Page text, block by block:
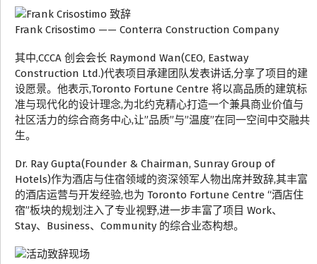
Frank Crisostimo —— Conterra Construction Company
其中,CCCA 创会会长 Raymond Wan(CEO, Eastway
Construction Ltd.)代表项目承建团队发表讲话,分享了项目的建
设愿景。他表示,Toronto Fortune Centre 将以高品质的建筑标
准与现代化的设计理念,为北约克精心打造一个兼具商业价值与
社区活力的综合商务中心,让”品质”与”温度”在同一空间中交融共
生。
Dr. Ray Gupta(Founder & Chairman, Sunray Group of
Hotels)作为酒店与住宿领域的资深领军人物出席并致辞,其丰富
的酒店运营与开发经验,也为 Toronto Fortune Centre “酒店住
宿”板块的规划注入了专业视野,进一步丰富了项目 Work、
Stay、Business、Community 的综合业态构想。